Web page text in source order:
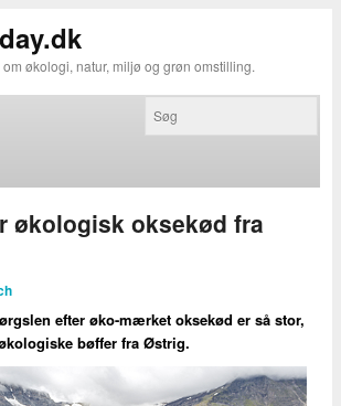
økologi, natur, miljø og grøn omstilling.
økologisk oksekød fra
efter øko-mærket oksekød er så stor,
bøffer fra Østrig.